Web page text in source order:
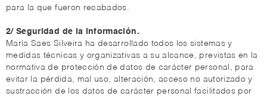
para la que fueron recabados.
2/ Seguridad de la información.
María Saes Silveira ha desarrollado todos los sistemas y
medidas técnicas y organizativas a su alcance, previstas en la
normativa de protección de datos de carácter personal, para
evitar la pérdida, mal uso, alteración, acceso no autorizado y
sustracción de los datos de carácter personal facilitados por